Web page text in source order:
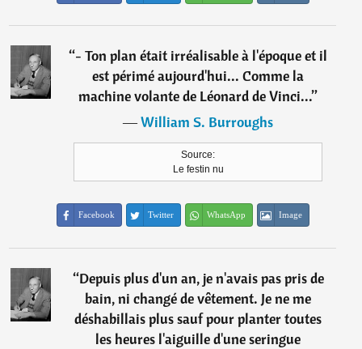
“- Ton plan était irréalisable à l'époque et il
est périmé aujourd'hui... Comme la
machine volante de Léonard de Vinci...”
―William S. Burroughs
Source:
Le festin nu
Facebook Twitter WhatsApp Image
“Depuis plus d'un an, je n'avais pas pris de
bain, ni changé de vêtement. Je ne me
déshabillais plus sauf pour planter toutes
les heures l'aiguille d'une seringue